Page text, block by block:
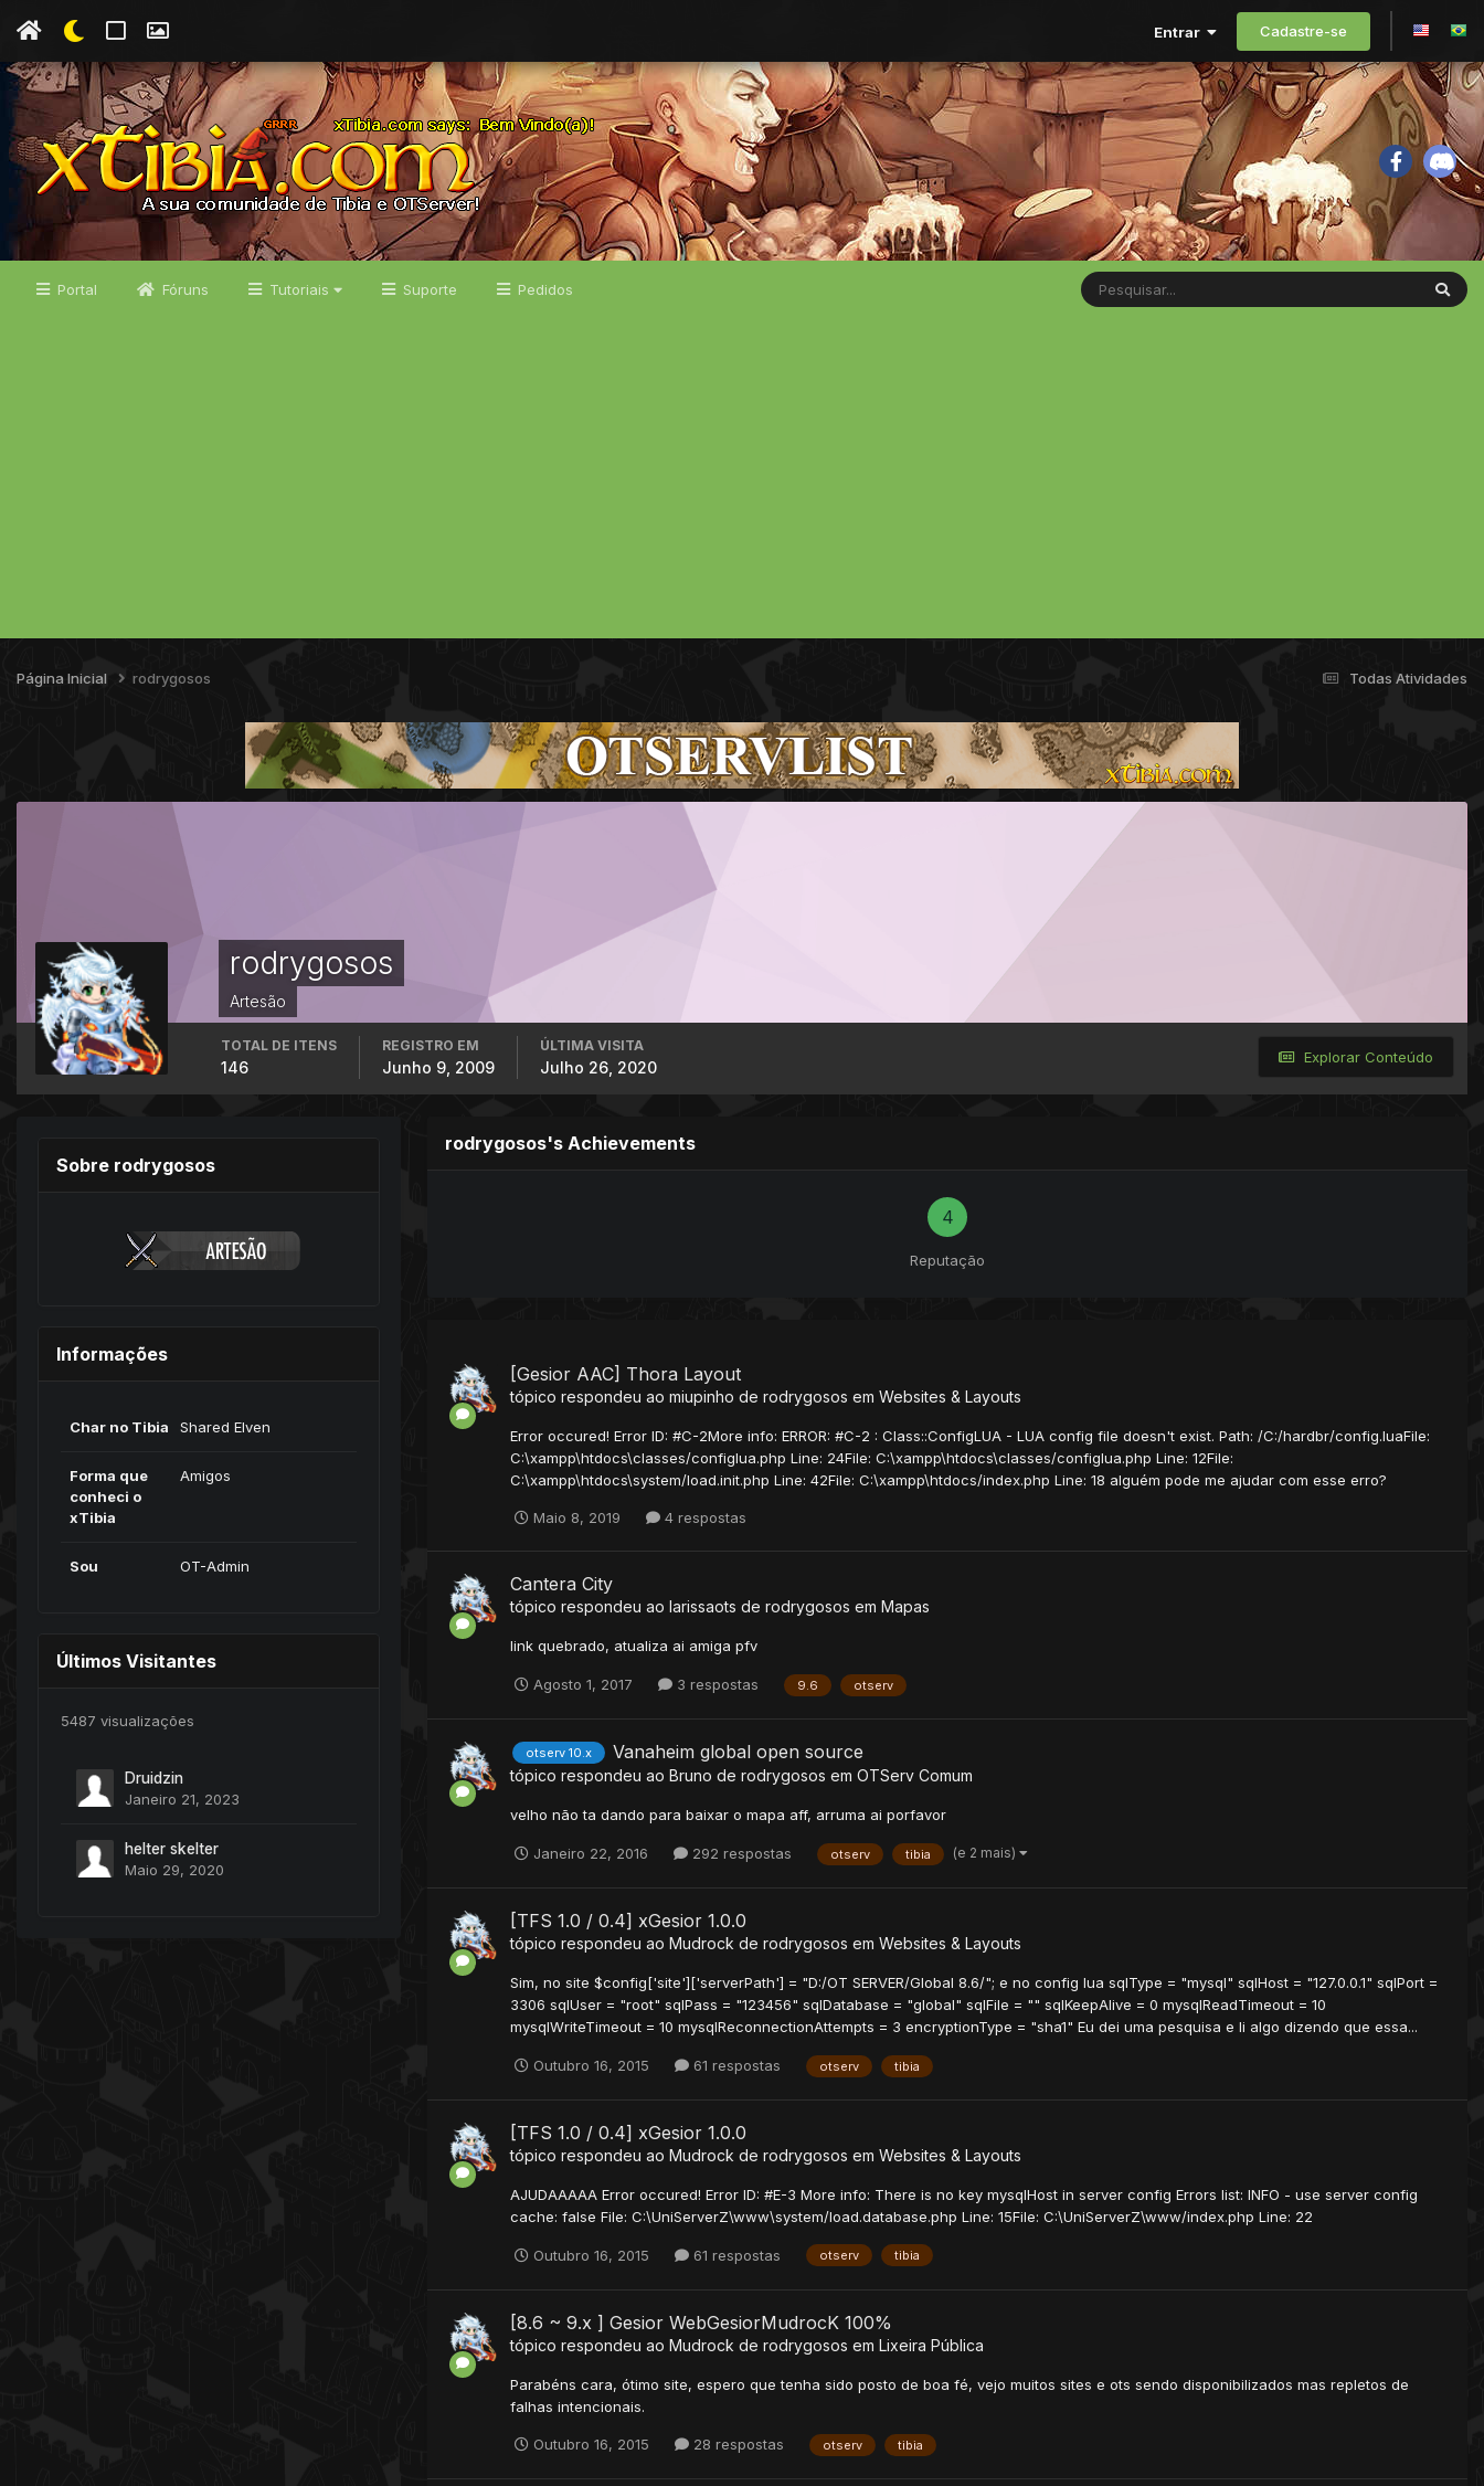
Entrar Cadastre-se
Portal Fóruns Tutoriais Suporte Pedidos
Todas Atividades
Página Inicial rodrygosos
rodrygosos
Artesão
Explorar Conteúdo
TOTAL DE ITENS
146
REGISTRO EM
Junho 9, 2009
ÚLTIMA VISITA
Julho 26, 2020
Sobre rodrygosos
Informações
Char no Tibia Shared Elven
Forma que
conheci o
xTibia
Amigos
Sou OT-Admin
Últimos Visitantes
5487 visualizações
Druidzin
Janeiro 21, 2023
helter skelter
Maio 29, 2020
rodrygosos's Achievements
4
Reputação
[Gesior AAC] Thora Layout
tópico respondeu ao miupinho de rodrygosos em Websites & Layouts
Error occured! Error ID: #C-2More info: ERROR: #C-2 : Class::ConfigLUA - LUA config file doesn't exist. Path: /C:/hardbr/config.luaFile:
C:\xampp\htdocs\classes/configlua.php Line: 24File: C:\xampp\htdocs\classes/configlua.php Line: 12File:
C:\xampp\htdocs\system/load.init.php Line: 42File: C:\xampp\htdocs/index.php Line: 18 alguém pode me ajudar com esse erro?
Maio 8, 2019 4 respostas
Cantera City
tópico respondeu ao larissaots de rodrygosos em Mapas
link quebrado, atualiza ai amiga pfv
Agosto 1, 2017 3 respostas 9.6 otserv
otserv 10.x Vanaheim global open source
tópico respondeu ao Bruno de rodrygosos em OTServ Comum
velho não ta dando para baixar o mapa aff, arruma ai porfavor
Janeiro 22, 2016 292 respostas otserv tibia (e 2 mais)
[TFS 1.0 / 0.4] xGesior 1.0.0
tópico respondeu ao Mudrock de rodrygosos em Websites & Layouts
Sim, no site $config['site']['serverPath'] = "D:/OT SERVER/Global 8.6/"; e no config lua sqlType = "mysql" sqlHost = "127.0.0.1" sqlPort =
3306 sqlUser = "root" sqlPass = "123456" sqlDatabase = "global" sqlFile = "" sqlKeepAlive = 0 mysqlReadTimeout = 10
mysqlWriteTimeout = 10 mysqlReconnectionAttempts = 3 encryptionType = "sha1" Eu dei uma pesquisa e li algo dizendo que essa...
Outubro 16, 2015 61 respostas otserv tibia
[TFS 1.0 / 0.4] xGesior 1.0.0
tópico respondeu ao Mudrock de rodrygosos em Websites & Layouts
AJUDAAAAA Error occured! Error ID: #E-3 More info: There is no key mysqlHost in server config Errors list: INFO - use server config
cache: false File: C:\UniServerZ\www\system/load.database.php Line: 15File: C:\UniServerZ\www/index.php Line: 22
Outubro 16, 2015 61 respostas otserv tibia
[8.6 ~ 9.x ] Gesior WebGesiorMudrocK 100%
tópico respondeu ao Mudrock de rodrygosos em Lixeira Pública
Parabéns cara, ótimo site, espero que tenha sido posto de boa fé, vejo muitos sites e ots sendo disponibilizados mas repletos de
falhas intencionais.
Outubro 16, 2015 28 respostas otserv tibia